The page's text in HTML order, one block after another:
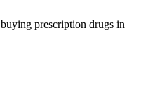
buying prescription drugs in